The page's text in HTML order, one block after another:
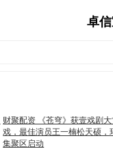
卓
财聚配资 《苍穹》获壹戏剧
戏，最佳演员王一楠松天硕，
集聚区启动